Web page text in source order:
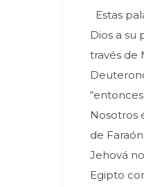
Estas
Dios a su
través de
Nosotros
de
Jehová
Egipto